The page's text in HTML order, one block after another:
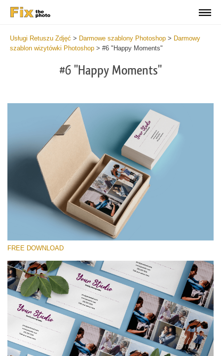
Usługi Retuszu Zdjęć > Darmowe szablony Photoshop > Darmowy
szablon wizytówki Photoshop > #6 "Happy Moments"
#6 "Happy Moments"
Proszę wybrać
Free Template #6
Photography Flyer Template
Darmowe Pobieranie
FREE DOWNLOAD